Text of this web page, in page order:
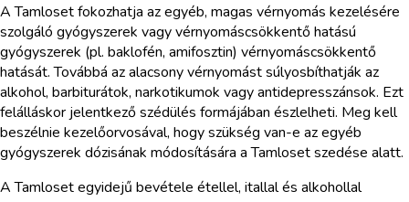
A Tamloset fokozhatja az egyéb, magas vérnyomás kezelésére
szolgáló gyógyszerek vagy vérnyomáscsökkentő hatású
gyógyszerek (pl. baklofén, amifosztin) vérnyomáscsökkentő
hatását. Továbbá az alacsony vérnyomást súlyosbíthatják az
alkohol, barbiturátok, narkotikumok vagy antidepresszánsok. Ezt
felálláskor jelentkező szédülés formájában észlelheti. Meg kell
beszélnie kezelőorvosával, hogy szükség van-e az egyéb
gyógyszerek dózisának módosítására a Tamloset szedése alatt.
A Tamloset egyidejű bevétele étellel, itallal és alkohollal